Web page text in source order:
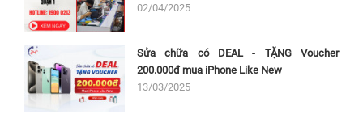
02/04/2025
Sửa chữa có DEAL - TẶNG Voucher
200.000đ mua iPhone Like New
13/03/2025